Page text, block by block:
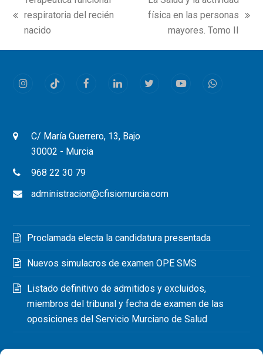
previous
post:
respiratoria del recién
nacido
física en las personas
mayores. Tomo II
InstagramTiktok FacebookLinkedInTwitterYoutubeWhatsapp
C/ María Guerrero, 13, Bajo
30002 - Murcia
968 22 30 79
administracion@cfisiomurcia.com
Proclamada electa la candidatura presentada
Nuevos simulacros de examen OPE SMS
Listado definitivo de admitidos y excluidos,
miembros del tribunal y fecha de examen de las
oposiciones del Servicio Murciano de Salud